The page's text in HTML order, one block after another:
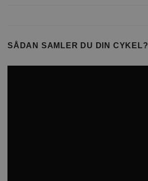
SÅDAN SAMLER DU DIN CYKEL?